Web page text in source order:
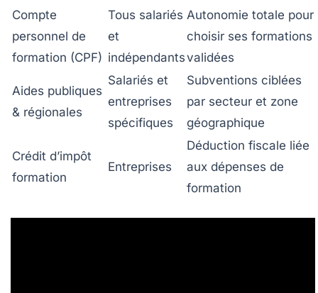
Compte
personnel de
formation (CPF)
Tous salariés
et
indépendants
Autonomie totale pour
choisir ses formations
validées
Aides publiques
& régionales
Salariés et
entreprises
spécifiques
Subventions ciblées
par secteur et zone
géographique
Crédit d’impôt
formation
Entreprises
Déduction fiscale liée
aux dépenses de
formation